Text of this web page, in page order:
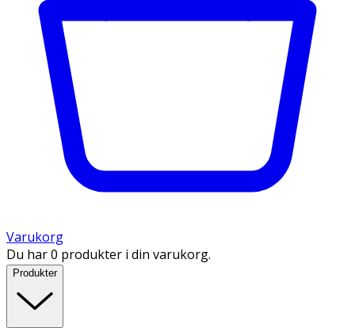
Varukorg
Du har 0 produkter i din varukorg.
Produkter